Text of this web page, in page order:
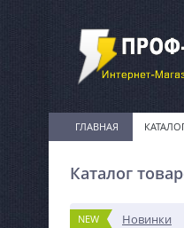
ГЛАВНАЯ
Каталог
NEW Новинки